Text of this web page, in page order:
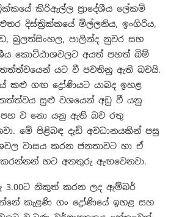
කිරිඇල්ල ප්‍රාදේශීය ලේකම්
දිස්ත්‍රික්කයේ මිල්ලනිය, ඉංගිරිය,
බුලත්සිංහල, පාලින්ද නුවර සහ
කොට්ඨාශවලට අයත් පහත් බිම්
යට වී පවතිනු ඇති බවයි.
කළු ගඟ ද්‍රෝණියට යාබද ඉහළ
තත්ත්වය සුළු වශයෙන් අඩු වී යනු
ව නො යනු ඇති බව රතු
මේ පිළිබඳ දැඩි අවධානයකින් පසු
වාසය කරන ජනතාවට හා ඒ
කරන්නන් හට අනතුරු ඇඟවෙනවා.
3.00ට නිකුත් කරන ලද ඇම්බර්
කැළණි ගං ද්‍රෝණියේ ඉහළ සහ